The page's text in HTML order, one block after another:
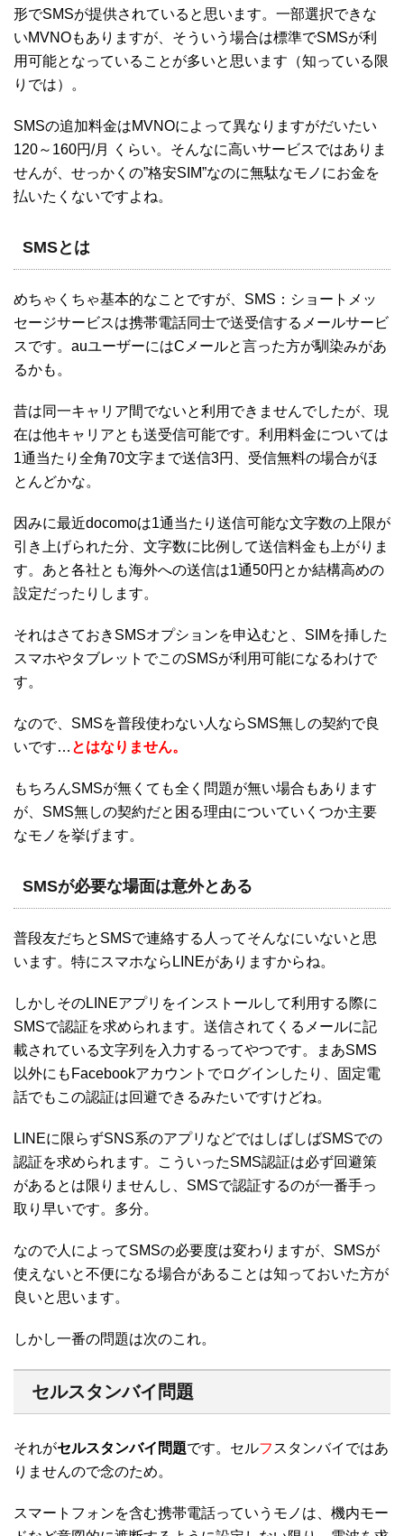
形でSMSが提供されていると思います。一部選択できな
いMVNOもありますが、そういう場合は標準でSMSが利
用可能となっていることが多いと思います（知っている限
りでは）。
SMSの追加料金はMVNOによって異なりますがだいたい
120～160円/月 くらい。そんなに高いサービスではありま
せんが、せっかくの”格安SIM”なのに無駄なモノにお金を
払いたくないですよね。
SMSとは
めちゃくちゃ基本的なことですが、SMS：ショートメッ
セージサービスは携帯電話同士で送受信するメールサービ
スです。auユーザーにはCメールと言った方が馴染みがあ
るかも。
昔は同一キャリア間でないと利用できませんでしたが、現
在は他キャリアとも送受信可能です。利用料金については
1通当たり全角70文字まで送信3円、受信無料の場合がほ
とんどかな。
因みに最近docomoは1通当たり送信可能な文字数の上限が
引き上げられた分、文字数に比例して送信料金も上がりま
す。あと各社とも海外への送信は1通50円とか結構高めの
設定だったりします。
それはさておきSMSオプションを申込むと、SIMを挿した
スマホやタブレットでこのSMSが利用可能になるわけで
す。
なので、SMSを普段使わない人ならSMS無しの契約で良
いです… とはなりません。
もちろんSMSが無くても全く問題が無い場合もあります
が、SMS無しの契約だと困る理由についていくつか主要
なモノを挙げます。
SMSが必要な場面は意外とある
普段友だちとSMSで連絡する人ってそんなにいないと思
います。特にスマホならLINEがありますからね。
しかしそのLINEアプリをインストールして利用する際に
SMSで認証を求められます。送信されてくるメールに記
載されている文字列を入力するってやつです。まあSMS
以外にもFacebookアカウントでログインしたり、固定電
話でもこの認証は回避できるみたいですけどね。
LINEに限らずSNS系のアプリなどではしばしばSMSでの
認証を求められます。こういったSMS認証は必ず回避策
があるとは限りませんし、SMSで認証するのが一番手っ
取り早いです。多分。
なので人によってSMSの必要度は変わりますが、SMSが
使えないと不便になる場合があることは知っておいた方が
良いと思います。
しかし一番の問題は次のこれ。
セルスタンバイ問題
それがセルスタンバイ問題です。セルフ スタンバイではあ
りませんので念のため。
スマートフォンを含む携帯電話っていうモノは、機内モー